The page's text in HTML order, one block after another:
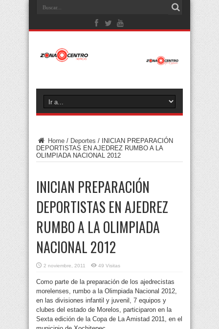
Home / Deportes /
INICIAN PREPARACIÓN
DEPORTISTAS EN AJEDREZ RUMBO A LA
OLIMPIADA NACIONAL 2012
INICIAN PREPARACIÓN
DEPORTISTAS EN AJEDREZ
RUMBO A LA OLIMPIADA
NACIONAL 2012
2 noviembre, 2011 49 Visitas
Como parte de la preparación de los ajedrecistas
morelenses, rumbo a la Olimpiada Nacional 2012,
en las divisiones infantil y juvenil, 7 equipos y
clubes del estado de Morelos, participaron en la
Sexta edición de la Copa de La Amistad 2011, en el